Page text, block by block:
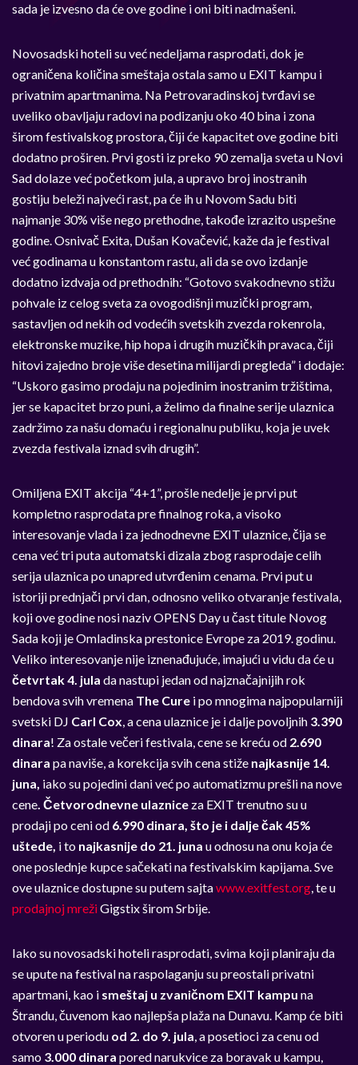
sada je izvesno da će ove godine i oni biti nadmašeni.
Novosadski hoteli su već nedeljama rasprodati, dok je
ograničena količina smeštaja ostala samo u EXIT kampu i
privatnim apartmanima. Na Petrovaradinskoj tvrđavi se
uveliko obavljaju radovi na podizanju oko 40 bina i zona
širom festivalskog prostora, čiji će kapacitet ove godine biti
dodatno proširen. Prvi gosti iz preko 90 zemalja sveta u Novi
Sad dolaze već početkom jula, a upravo broj inostranih
gostiju beleži najveći rast, pa će ih u Novom Sadu biti
najmanje 30% više nego prethodne, takođe izrazito uspešne
godine. Osnivač Exita, Dušan Kovačević, kaže da je festival
već godinama u konstantom rastu, ali da se ovo izdanje
dodatno izdvaja od prethodnih: “Gotovo svakodnevno stižu
pohvale iz celog sveta za ovogodišnji muzički program,
sastavljen od nekih od vodećih svetskih zvezda rokenrola,
elektronske muzike, hip hopa i drugih muzičkih pravaca, čiji
hitovi zajedno broje više desetina milijardi pregleda” i dodaje:
“Uskoro gasimo prodaju na pojedinim inostranim tržištima,
jer se kapacitet brzo puni, a želimo da finalne serije ulaznica
zadržimo za našu domaću i regionalnu publiku, koja je uvek
zvezda festivala iznad svih drugih”.
Omiljena EXIT akcija “4+1”, prošle nedelje je prvi put
kompletno rasprodata pre finalnog roka, a visoko
interesovanje vlada i za jednodnevne EXIT ulaznice, čija se
cena već tri puta automatski dizala zbog rasprodaje celih
serija ulaznica po unapred utvrđenim cenama. Prvi put u
istoriji prednjači prvi dan, odnosno veliko otvaranje festivala,
koji ove godine nosi naziv OPENS Day u čast titule Novog
Sada koji je Omladinska prestonice Evrope za 2019. godinu.
Veliko interesovanje nije iznenađujuće, imajući u vidu da će u
četvrtak 4. jula da nastupi jedan od najznačajnijih rok
bendova svih vremena The Cure i po mnogima najpopularniji
svetski DJ Carl Cox, a cena ulaznice je i dalje povoljnih 3.390
dinara! Za ostale večeri festivala, cene se kreću od 2.690
dinara pa naviše, a korekcija svih cena stiže najkasnije 14.
juna, iako su pojedini dani već po automatizmu prešli na nove
cene. Četvorodnevne ulaznice za EXIT trenutno su u
prodaji po ceni od 6.990 dinara, što je i dalje čak 45%
uštede, i to najkasnije do 21. juna u odnosu na onu koja će
one poslednje kupce sačekati na festivalskim kapijama. Sve
ove ulaznice dostupne su putem sajtawww.exitfest.org,te u
prodajnoj mrežiGigstix širom Srbije.
Iako su novosadski hoteli rasprodati, svima koji planiraju da
se upute na festival na raspolaganju su preostali privatni
apartmani, kao i smeštaj u zvaničnom EXIT kampu na
Štrandu, čuvenom kao najlepša plaža na Dunavu. Kamp će biti
otvoren u periodu od 2. do 9. jula, a posetioci za cenu od
samo 3.000 dinara pored narukvice za boravak u kampu,